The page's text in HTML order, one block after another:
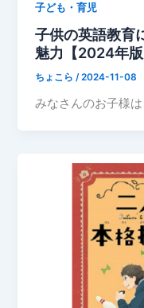
子ども・育児
子供の英語教育
魅力【2024年版
ちょこら/2024-11-08
みなさんのお子様